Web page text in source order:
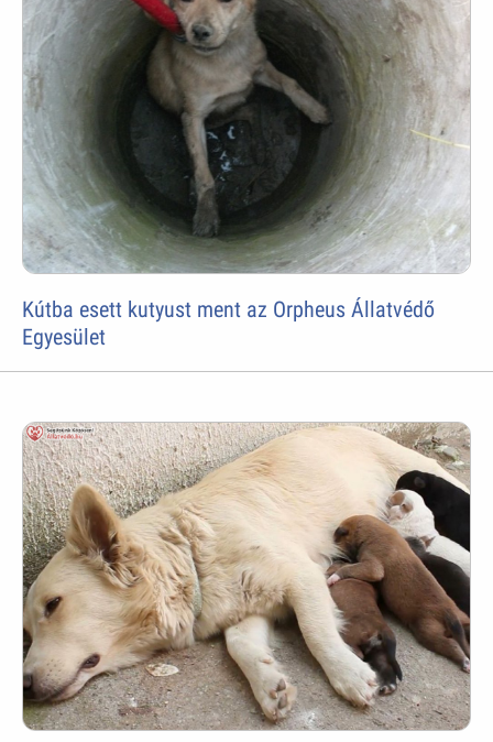
Kútba esett kutyust ment az Orpheus Állatvédő
Egyesület